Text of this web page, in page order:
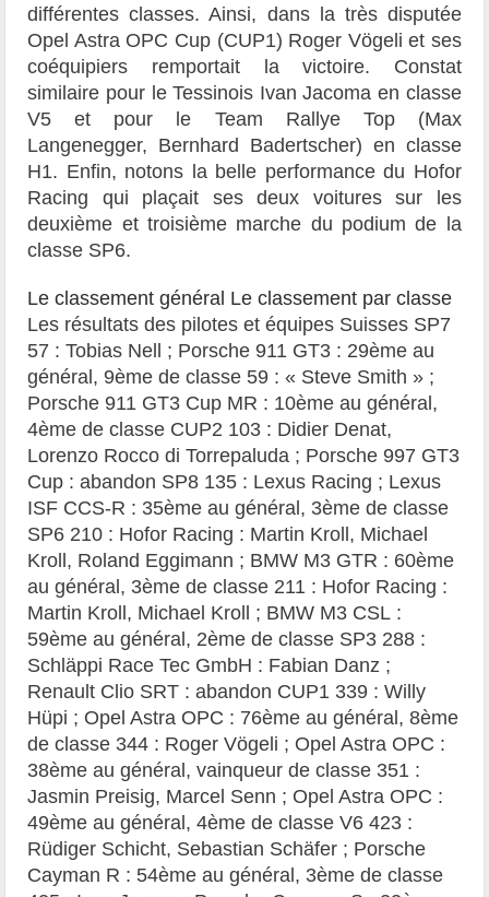
différentes classes. Ainsi, dans la très disputée
Opel Astra OPC Cup (CUP1) Roger Vögeli et ses
coéquipiers remportait la victoire. Constat
similaire pour le Tessinois Ivan Jacoma en classe
V5 et pour le Team Rallye Top (Max
Langenegger, Bernhard Badertscher) en classe
H1. Enfin, notons la belle performance du Hofor
Racing qui plaçait ses deux voitures sur les
deuxième et troisième marche du podium de la
classe SP6.
Le classement général Le classement par classe
Les résultats des pilotes et équipes Suisses SP7
57 : Tobias Nell ; Porsche 911 GT3 : 29ème au
général, 9ème de classe 59 : « Steve Smith » ;
Porsche 911 GT3 Cup MR : 10ème au général,
4ème de classe CUP2 103 : Didier Denat,
Lorenzo Rocco di Torrepaluda ; Porsche 997 GT3
Cup : abandon SP8 135 : Lexus Racing ; Lexus
ISF CCS-R : 35ème au général, 3ème de classe
SP6 210 : Hofor Racing : Martin Kroll, Michael
Kroll, Roland Eggimann ; BMW M3 GTR : 60ème
au général, 3ème de classe 211 : Hofor Racing :
Martin Kroll, Michael Kroll ; BMW M3 CSL :
59ème au général, 2ème de classe SP3 288 :
Schläppi Race Tec GmbH : Fabian Danz ;
Renault Clio SRT : abandon CUP1 339 : Willy
Hüpi ; Opel Astra OPC : 76ème au général, 8ème
de classe 344 : Roger Vögeli ; Opel Astra OPC :
38ème au général, vainqueur de classe 351 :
Jasmin Preisig, Marcel Senn ; Opel Astra OPC :
49ème au général, 4ème de classe V6 423 :
Rüdiger Schicht, Sebastian Schäfer ; Porsche
Cayman R : 54ème au général, 3ème de classe